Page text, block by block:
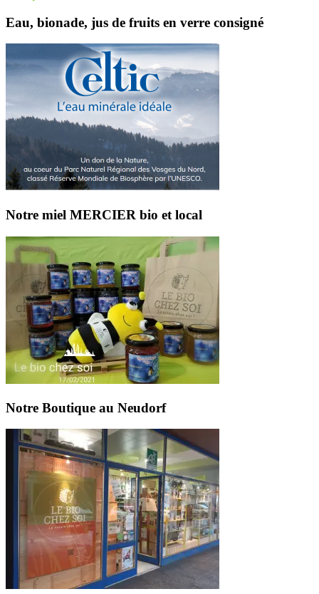
Eau, bionade, jus de fruits en verre consigné
Notre miel MERCIER bio et local
Notre Boutique au Neudorf